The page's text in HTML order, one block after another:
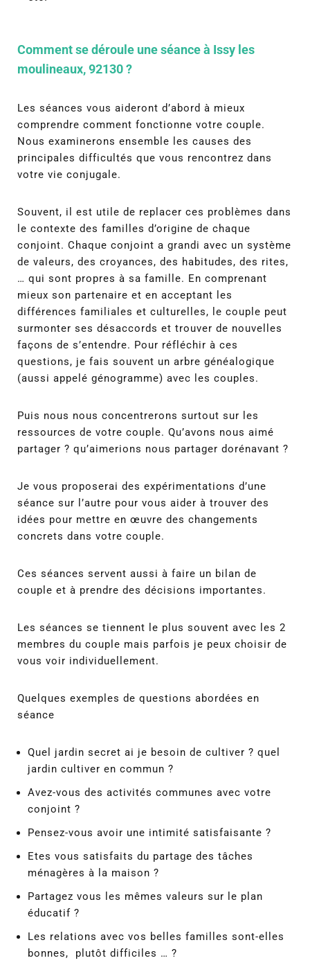
Comment se déroule une séance à Issy les
moulineaux, 92130 ?
Les séances vous aideront d’abord à mieux
comprendre comment fonctionne votre couple.
Nous examinerons ensemble les causes des
principales difficultés que vous rencontrez dans
votre vie conjugale.
Souvent, il est utile de replacer ces problèmes dans
le contexte des familles d’origine de chaque
conjoint. Chaque conjoint a grandi avec un système
de valeurs, des croyances, des habitudes, des rites,
… qui sont propres à sa famille. En comprenant
mieux son partenaire et en acceptant les
différences familiales et culturelles, le couple peut
surmonter ses désaccords et trouver de nouvelles
façons de s’entendre. Pour réfléchir à ces
questions, je fais souvent un arbre généalogique
(aussi appelé génogramme) avec les couples.
Puis nous nous concentrerons surtout sur les
ressources de votre couple. Qu’avons nous aimé
partager ? qu’aimerions nous partager dorénavant ?
Je vous proposerai des expérimentations d’une
séance sur l’autre pour vous aider à trouver des
idées pour mettre en œuvre des changements
concrets dans votre couple.
Ces séances servent aussi à faire un bilan de
couple et à prendre des décisions importantes.
Les séances se tiennent le plus souvent avec les 2
membres du couple mais parfois je peux choisir de
vous voir individuellement.
Quelques exemples de questions abordées en
séance
Quel jardin secret ai je besoin de cultiver ? quel
jardin cultiver en commun ?
Avez-vous des activités communes avec votre
conjoint ?
Pensez-vous avoir une intimité satisfaisante ?
Etes vous satisfaits du partage des tâches
ménagères à la maison ?
Partagez vous les mêmes valeurs sur le plan
éducatif ?
Les relations avec vos belles familles sont-elles
bonnes, plutôt difficiles … ?